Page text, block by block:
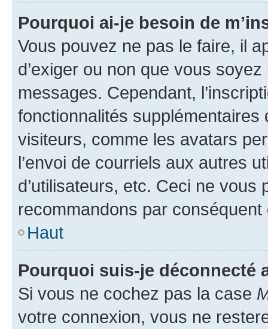
Pourquoi ai-je besoin de
Vous pouvez ne pas le faire, il
d’exiger ou non que vous
messages. Cependant,
fonctionnalités
visiteurs, comme les avatars
l’envoi de courriels aux autres
d’utilisateurs, etc. Ceci ne vous
recommandons par conséquent
Haut
Pourquoi suis-je déconnecté
Si vous ne cochez pas la case
votre connexion, vous ne